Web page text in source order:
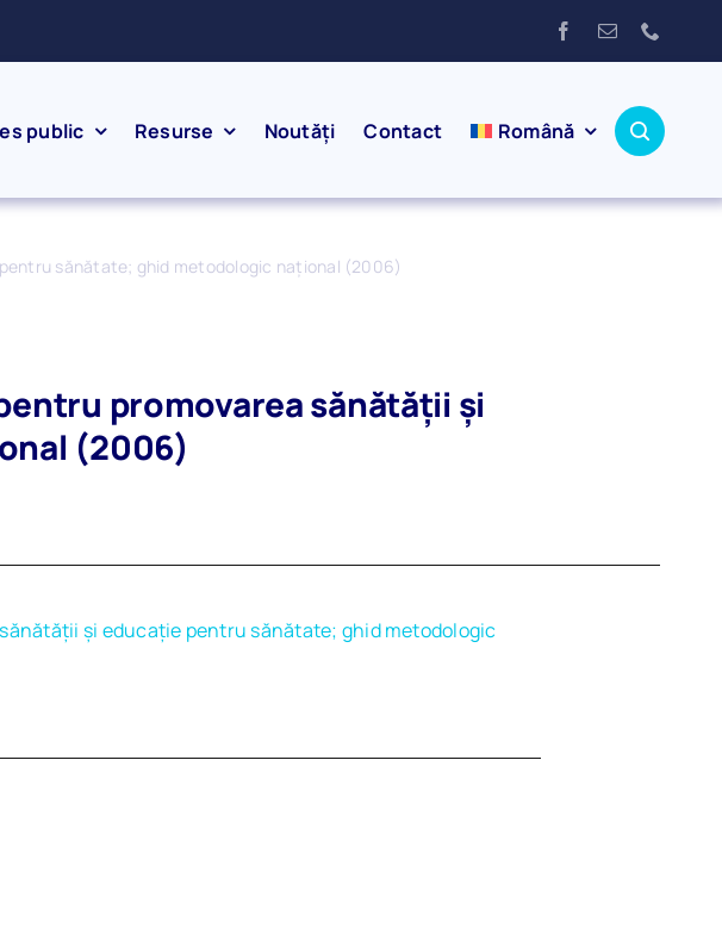
public Resurse Noutăți Contact Română
sănătate; ghid metodologic naţional (2006)
promovarea sănătăţii şi
(2006)
şi educaţie pentru sănătate; ghid metodologic